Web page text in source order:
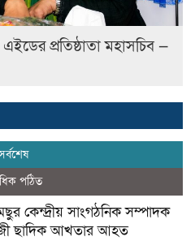
প্রতিষ্ঠাতা মহাসচিব —
পঠিত
কেন্দ্রীয় সাংগঠনিক সম্পাদক
ছাদিক আখতার আহত